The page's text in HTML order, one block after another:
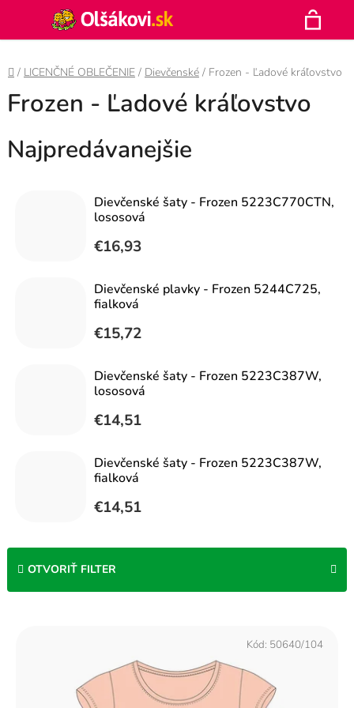
obsah
Hľadať
Domov
/ LICENČNÉ OBLEČENIE / Dievčenské / Frozen - Ľadové kráľovstvo
Frozen - Ľadové kráľovstvo
Najpredávanejšie
Dievčenské šaty - Frozen 5223C770CTN,
lososová
€16,93
Dievčenské plavky - Frozen 5244C725,
fialková
€15,72
Dievčenské šaty - Frozen 5223C387W,
lososová
€14,51
Dievčenské šaty - Frozen 5223C387W,
fialková
€14,51
OTVORIŤ FILTER
Kód: 50640/104